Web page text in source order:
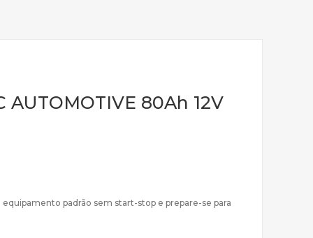
AUTOMOTIVE 80Ah 12V
padrão sem start-stop e prepare-se para